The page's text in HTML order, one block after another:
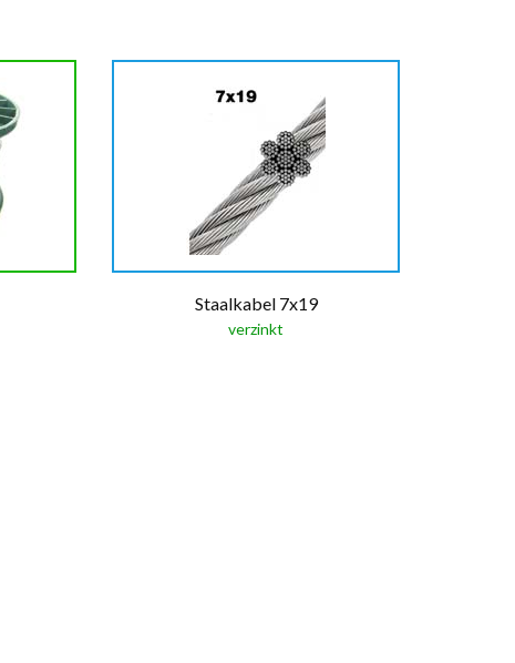
Staalkabel 7x19
verzinkt